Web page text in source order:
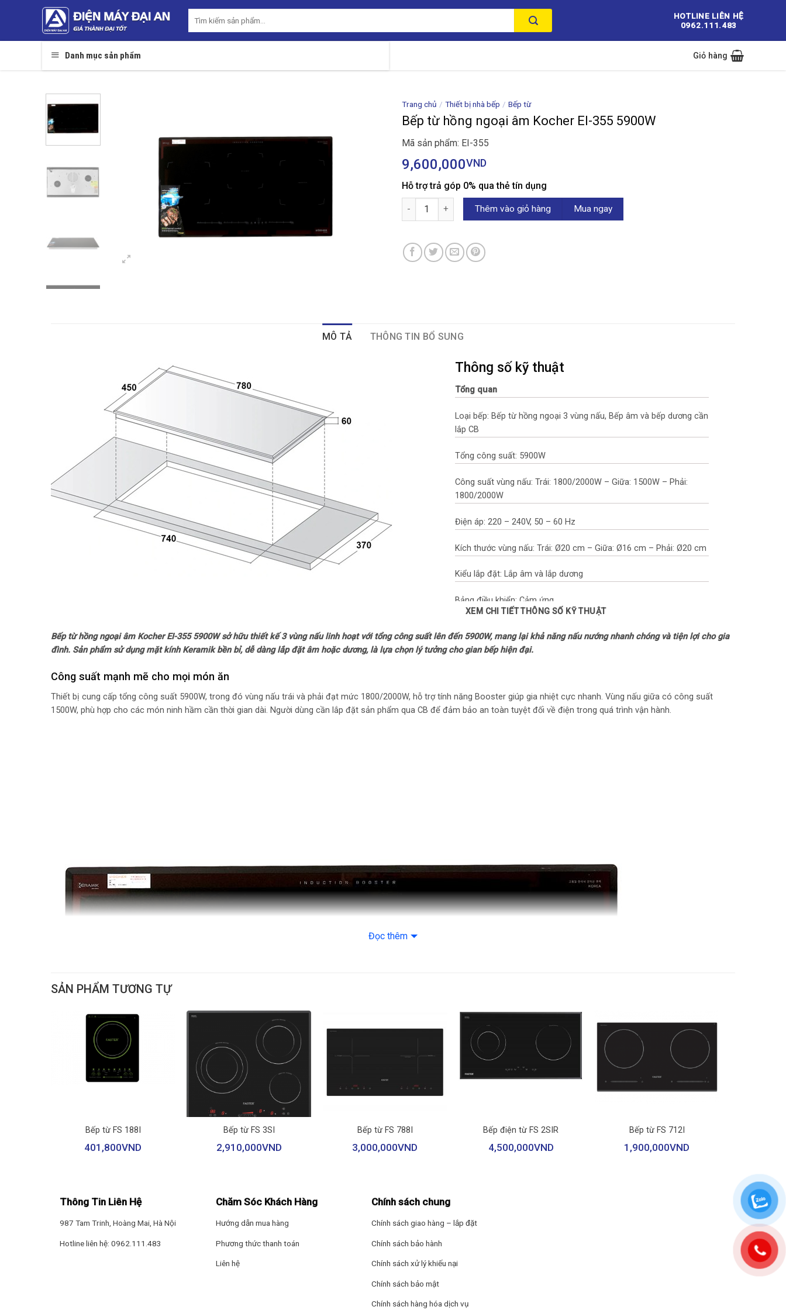
kiếm:
HOTLINE LIÊN HỆ
0962.111.483
Danh mục sản phẩm Giỏ hàng
Trang chủ / Thiết bị nhà bếp / Bếp từ
Bếp từ hồng ngoại âm Kocher EI-355 5900W
Mã sản phẩm: EI-355
9,600,000VND
Hỗ trợ trả góp 0% qua thẻ tín dụng
Bếp từ hồng ngoại âm Kocher EI-355 5900W số lượng
Thêm vào giỏ hàng Mua ngay
MÔ TẢ THÔNG TIN BỔ SUNG
Thông số kỹ thuật
Tổng quan
Loại bếp: Bếp từ hồng ngoại 3 vùng nấu, Bếp âm và bếp dương cần
lắp CB
Tổng công suất: 5900W
Công suất vùng nấu: Trái: 1800/2000W – Giữa: 1500W – Phải:
1800/2000W
Điện áp: 220 – 240V, 50 – 60 Hz
Kích thước vùng nấu: Trái: Ø20 cm – Giữa: Ø16 cm – Phải: Ø20 cm
Kiểu lắp đặt: Lắp âm và lắp dương
Bảng điều khiển: Cảm ứng
Thương hiệu mâm nấu: Hãng không công bố
Sản xuất tại: Hàn Quốc
– Chức năng Booster làm nóng nhanh
– Bảng điều khiển cảm ứng trượt
Tính năng an toàn: Tự tắt khi để quên
– Tự tắt bếp khi nước tràn đến bảng điều khiển
– Cảnh báo nồi chảo không phù hợp
Chiều dài dây điện: 120 cm
XEM CHI TIẾT THÔNG SỐ KỸ THUẬT
Bếp từ hồng ngoại âm Kocher EI-355 5900W sở hữu thiết kế 3 vùng nấu linh hoạt với tổng công suất lên đến 5900W, mang lại khả năng nấu nướng nhanh chóng và tiện lợi cho gia
đình. Sản phẩm sử dụng mặt kính Keramik bền bỉ, dễ dàng lắp đặt âm hoặc dương, là lựa chọn lý tưởng cho gian bếp hiện đại.
Công suất mạnh mẽ cho mọi món ăn
Thiết bị cung cấp tổng công suất 5900W, trong đó vùng nấu trái và phải đạt mức 1800/2000W, hỗ trợ tính năng Booster giúp gia nhiệt cực nhanh. Vùng nấu giữa có công suất
1500W, phù hợp cho các món ninh hầm cần thời gian dài. Người dùng cần lắp đặt sản phẩm qua CB để đảm bảo an toàn tuyệt đối về điện trong quá trình vận hành.
Đọc thêm
SẢN PHẨM TƯƠNG TỰ
Bếp từ FS 188I
401,800VND
Bếp từ FS 3SI
2,910,000VND
Bếp từ FS 788I
3,000,000VND
Bếp điện từ FS 2SIR
4,500,000VND
Bếp từ FS 712I
1,900,000VND
Thông Tin Liên Hệ
987 Tam Trinh, Hoàng Mai, Hà Nội
Hotline liên hệ: 0962.111.483
Chăm Sóc Khách Hàng
Hướng dẫn mua hàng
Phương thức thanh toán
Liên hệ
Chính sách chung
Chính sách giao hàng – lắp đặt
Chính sách bảo hành
Chính sách xử lý khiếu nại
Chính sách bảo mật
Chính sách hàng hóa dịch vụ